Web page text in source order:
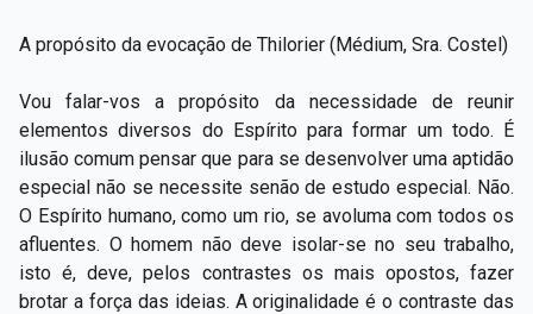
A propósito da evocação de Thilorier (Médium, Sra. Costel)
Vou falar-vos a propósito da necessidade de reunir
elementos diversos do Espírito para formar um todo. É
ilusão comum pensar que para se desenvolver uma aptidão
especial não se necessite senão de estudo especial. Não.
O Espírito humano, como um rio, se avoluma com todos os
afluentes. O homem não deve isolar-se no seu trabalho,
isto é, deve, pelos contrastes os mais opostos, fazer
brotar a força das ideias. A originalidade é o contraste das